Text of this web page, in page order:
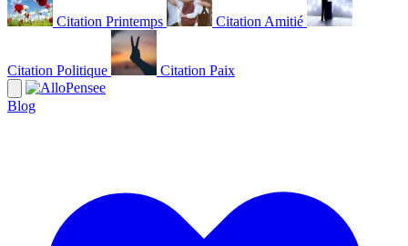
Citation Printemps Citation Amitié
Citation Politique Citation Paix
Blog